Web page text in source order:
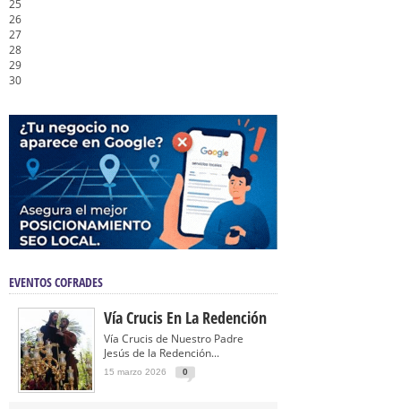
25
26
27
28
29
30
EVENTOS COFRADES
Vía Crucis En La Redención
Vía Crucis de Nuestro Padre
Jesús de la Redención...
15 marzo 2026 0